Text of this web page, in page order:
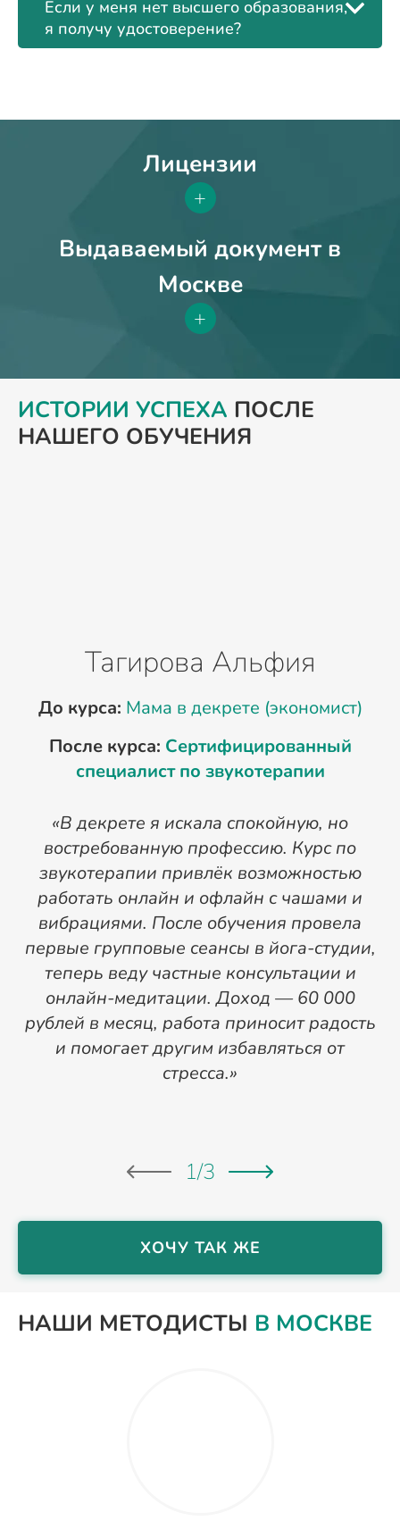
Если у меня нет высшего образования,
я получу удостоверение?
Лицензии
+
Выдаваемый документ в
Москве
+
ИСТОРИИ УСПЕХА ПОСЛЕ
НАШЕГО ОБУЧЕНИЯ
Тагирова Альфия
До курса: Мама в декрете (экономист)
После курса: Сертифицированный
специалист по звукотерапии
«В декрете я искала спокойную, но
востребованную профессию. Курс по
звукотерапии привлёк возможностью
работать онлайн и офлайн с чашами и
вибрациями. После обучения провела
первые групповые сеансы в йога-студии,
теперь веду частные консультации и
онлайн-медитации. Доход — 60 000
рублей в месяц, работа приносит радость
и помогает другим избавляться от
стресса.»
1/3
ХОЧУ ТАК ЖЕ
НАШИ МЕТОДИСТЫ В МОСКВЕ